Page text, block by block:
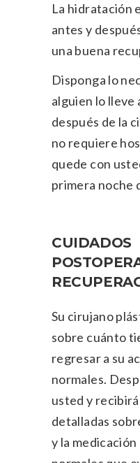
La hidratación
antes y
una buena
Disponga lo
alguien lo lleve
después de la
no requiere
quede con
primera noche
CUIDADOS
Su cirujano
sobre cuánto
regresar a su
normales.
usted y
detalladas
y la